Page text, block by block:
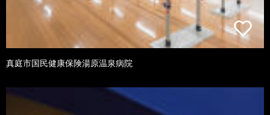
真庭市国民健康保険湯原温泉病院